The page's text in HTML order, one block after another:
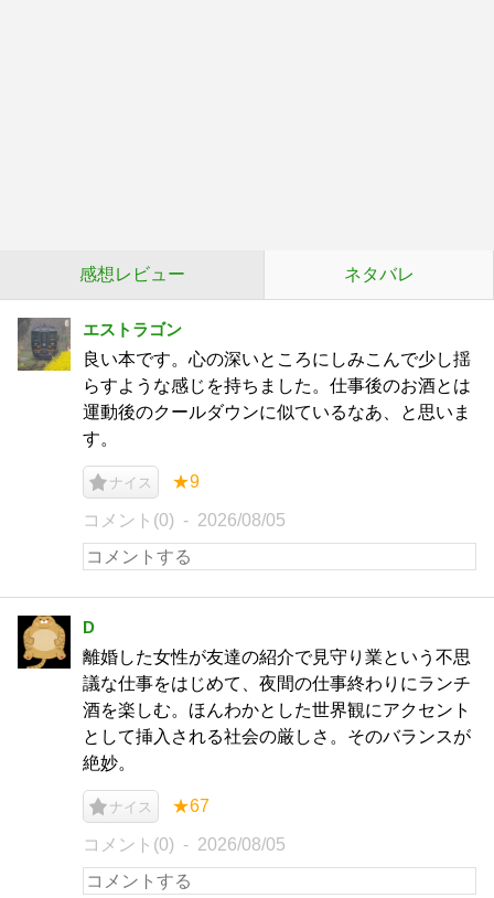
感想レビュー ネタバレ
エストラゴン
良い本です。心の深いところにしみこんで少し揺
らすような感じを持ちました。仕事後のお酒とは
運動後のクールダウンに似ているなあ、と思いま
す。
ナイス ★9
コメント(0) 2026/08/05
D
離婚した女性が友達の紹介で見守り業という不思
議な仕事をはじめて、夜間の仕事終わりにランチ
酒を楽しむ。ほんわかとした世界観にアクセント
として挿入される社会の厳しさ。そのバランスが
絶妙。
ナイス ★67
コメント(0) 2026/08/05